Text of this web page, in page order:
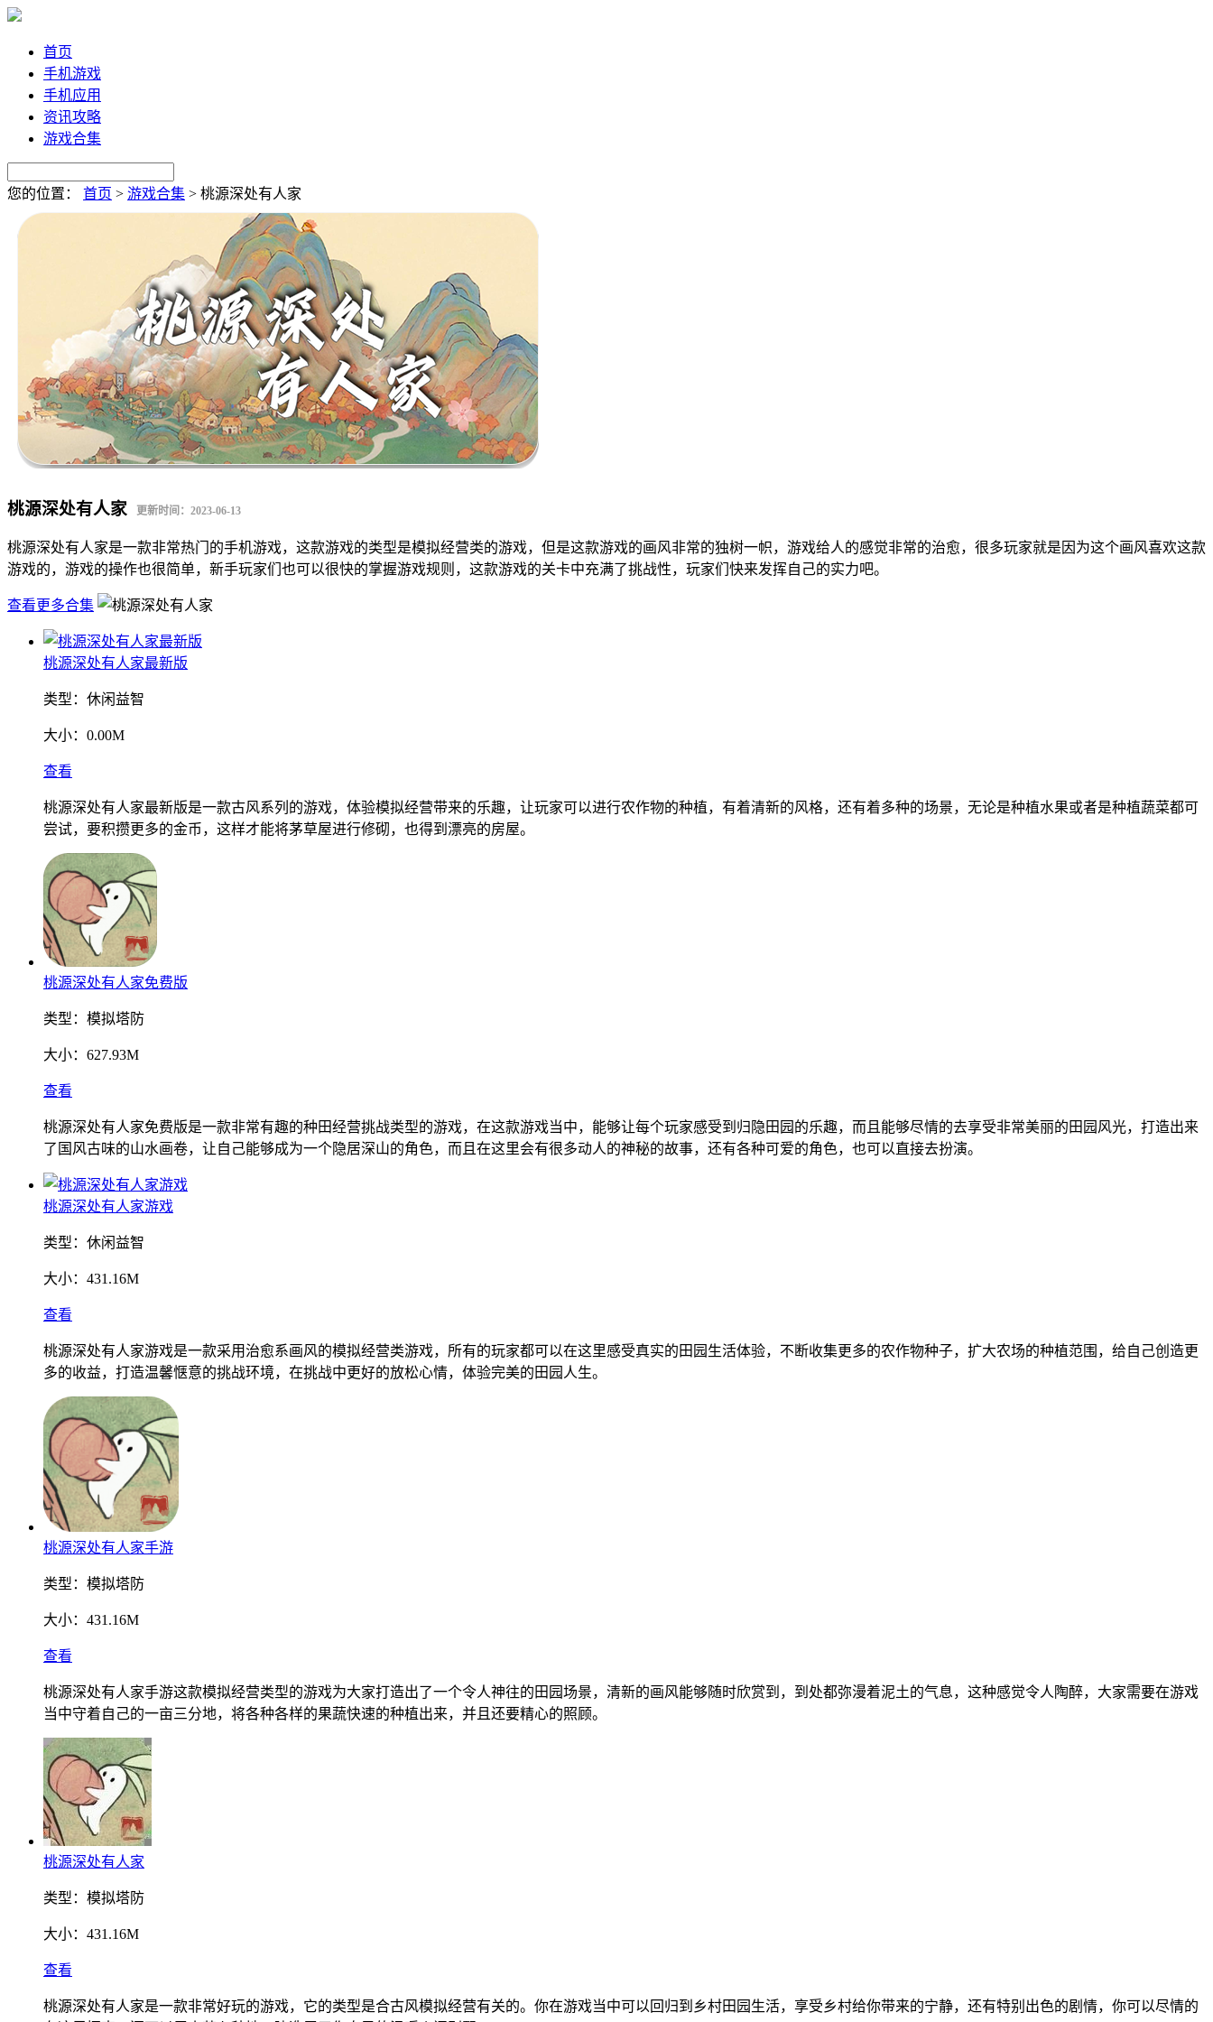
首页
手机游戏
手机应用
资讯攻略
游戏合集
您的位置： 首页 > 游戏合集 > 桃源深处有人家
桃源深处有人家 更新时间：2023-06-13
桃源深处有人家是一款非常热门的手机游戏，这款游戏的类型是模拟经营类的游戏，但是这款游戏的画风非常的独树一帜，游戏给人的感觉非常的治愈，很多玩家就是因为这个画风喜欢这款
游戏的，游戏的操作也很简单，新手玩家们也可以很快的掌握游戏规则，这款游戏的关卡中充满了挑战性，玩家们快来发挥自己的实力吧。
查看更多合集
桃源深处有人家最新版
类型： 休闲益智
大小： 0.00M
查看
桃源深处有人家最新版是一款古风系列的游戏，体验模拟经营带来的乐趣，让玩家可以进行农作物的种植，有着清新的风格，还有着多种的场景，无论是种植水果或者是种植蔬菜都可
尝试，要积攒更多的金币，这样才能将茅草屋进行修砌，也得到漂亮的房屋。
桃源深处有人家免费版
类型： 模拟塔防
大小： 627.93M
查看
桃源深处有人家免费版是一款非常有趣的种田经营挑战类型的游戏，在这款游戏当中，能够让每个玩家感受到归隐田园的乐趣，而且能够尽情的去享受非常美丽的田园风光，打造出来
了国风古味的山水画卷，让自己能够成为一个隐居深山的角色，而且在这里会有很多动人的神秘的故事，还有各种可爱的角色，也可以直接去扮演。
桃源深处有人家游戏
类型： 休闲益智
大小： 431.16M
查看
桃源深处有人家游戏是一款采用治愈系画风的模拟经营类游戏，所有的玩家都可以在这里感受真实的田园生活体验，不断收集更多的农作物种子，扩大农场的种植范围，给自己创造更
多的收益，打造温馨惬意的挑战环境，在挑战中更好的放松心情，体验完美的田园人生。
桃源深处有人家手游
类型： 模拟塔防
大小： 431.16M
查看
桃源深处有人家手游这款模拟经营类型的游戏为大家打造出了一个令人神往的田园场景，清新的画风能够随时欣赏到，到处都弥漫着泥土的气息，这种感觉令人陶醉，大家需要在游戏
当中守着自己的一亩三分地，将各种各样的果蔬快速的种植出来，并且还要精心的照顾。
桃源深处有人家
类型： 模拟塔防
大小： 431.16M
查看
桃源深处有人家是一款非常好玩的游戏，它的类型是合古风模拟经营有关的。你在游戏当中可以回归到乡村田园生活，享受乡村给你带来的宁静，还有特别出色的剧情，你可以尽情的